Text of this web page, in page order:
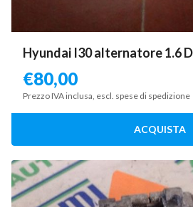
Hyundai I30 alternatore 1.6
€80,00
Prezzo IVA inclusa, escl. spese di spedizione
ACQUISTA